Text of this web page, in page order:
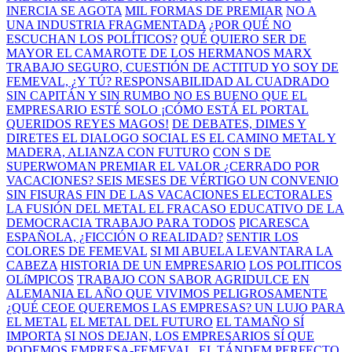
INERCIA SE AGOTA MIL FORMAS DE PREMIAR NO A
UNA INDUSTRIA FRAGMENTADA ¿POR QUÉ NO
ESCUCHAN LOS POLÍTICOS? QUÉ QUIERO SER DE
MAYOR EL CAMAROTE DE LOS HERMANOS MARX
TRABAJO SEGURO, CUESTIÓN DE ACTITUD YO SOY DE
FEMEVAL, ¿Y TÚ? RESPONSABILIDAD AL CUADRADO
SIN CAPITÁN Y SIN RUMBO NO ES BUENO QUE EL
EMPRESARIO ESTÉ SOLO ¡CÓMO ESTÁ EL PORTAL
QUERIDOS REYES MAGOS! DE DEBATES, DIMES Y
DIRETES EL DIALOGO SOCIAL ES EL CAMINO METAL Y
MADERA, ALIANZA CON FUTURO CON S DE
SUPERWOMAN PREMIAR EL VALOR ¿CERRADO POR
VACACIONES? SEIS MESES DE VÉRTIGO UN CONVENIO
SIN FISURAS FIN DE LAS VACACIONES ELECTORALES
LA FUSIÓN DEL METAL EL FRACASO EDUCATIVO DE LA
DEMOCRACIA TRABAJO PARA TODOS PICARESCA
ESPAÑOLA, ¿FICCIÓN O REALIDAD? SENTIR LOS
COLORES DE FEMEVAL SI MI ABUELA LEVANTARA LA
CABEZA HISTORIA DE UN EMPRESARIO LOS POLITICOS
OLíMPICOS TRABAJO CON SABOR AGRIDULCE EN
ALEMANIA EL AÑO QUE VIVIMOS PELIGROSAMENTE
¿QUÉ CEOE QUEREMOS LAS EMPRESAS? UN LUJO PARA
EL METAL EL METAL DEL FUTURO EL TAMAÑO SÍ
IMPORTA SI NOS DEJAN, LOS EMPRESARIOS SÍ QUE